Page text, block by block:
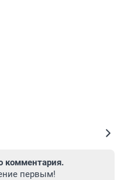
комментария.
первым!